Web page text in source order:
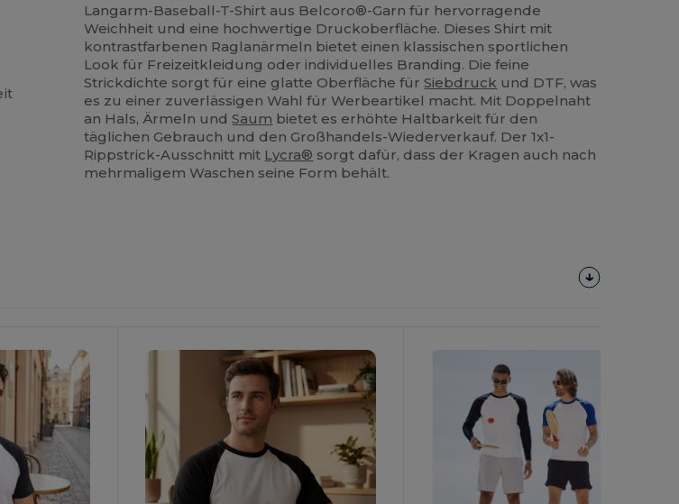
Langarm-Baseball-T-Shirt aus Belcoro®-Garn für hervorragende
Weichheit und eine hochwertige Druckoberfläche. Dieses Shirt mit
kontrastfarbenen Raglanärmeln bietet einen klassischen sportlichen
Look für Freizeitkleidung oder individuelles Branding. Die feine
Strickdichte sorgt für eine glatte Oberfläche fürSiebdruck und DTF, was
es zu einer zuverlässigen Wahl für Werbeartikel macht. Mit Doppelnaht
an Hals, Ärmeln undSaum bietet es erhöhte Haltbarkeit für den
täglichen Gebrauch und den Großhandels-Wiederverkauf. Der 1x1-
Rippstrick-Ausschnitt mit Lycra® sorgt dafür, dass der Kragen auch nach
mehrmaligem Waschen seine Form behält.